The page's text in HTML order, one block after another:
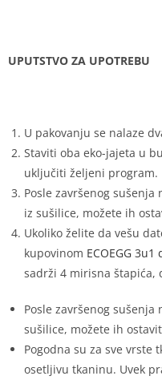
UPUTSTVO ZA UPOTREBU
U pakovanju se nalaze
Staviti oba eko-jajeta u
uključiti željeni program.
Posle završenog
iz sušilice, možete ih
Ukoliko želite da vešu
kupovinom ECOEGG
sadrži 4 mirisna štapića,
Posle završenog
sušilice, možete ih
Pogodna su za sve vrste
osetljivu tkaninu. Uvek